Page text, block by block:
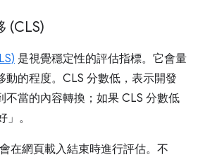
(CLS)
是視覺穩定性的評估指標。它會量
動的程度。CLS 分數低，表示開發
不當的內容轉換；如果 CLS 分數低
。
在網頁載入結束時進行評估。不